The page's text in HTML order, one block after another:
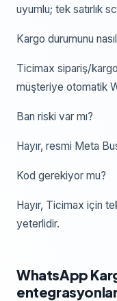
uyumlu; tek satırlık
Kargo durumunu nasıl
Ticimax sipariş/
müşteriye otomatik
Ban riski var mı?
Hayır, resmi Meta
Kod gerekiyor mu?
Hayır, Ticimax için
yeterlidir.
WhatsApp